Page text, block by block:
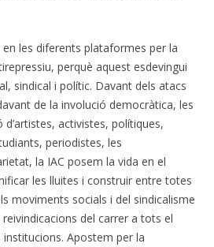
les diferents plataformes per la
perquè aquest esdevingui
sindical i polític. Davant dels atacs
de la involució democràtica, les
activistes, polítiques,
periodistes, les
la IAC posem la vida en el
les lluites i construir entre totes
moviments socials i del sindicalisme
del carrer a tots el
Apostem per la